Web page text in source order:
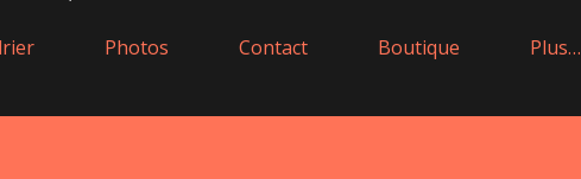
Photos Contact Boutique Plus…